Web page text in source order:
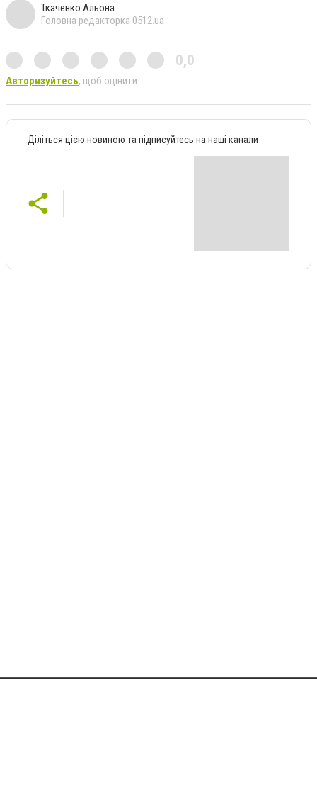
Ткаченко Альона
Головна редакторка 0512.ua
0,0
Авторизуйтесь, щоб оцінити
Діліться цією новиною та підписуйтесь на наші канали